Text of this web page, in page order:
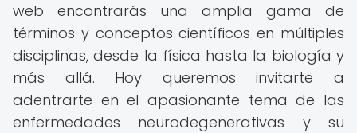
web encontrarás una amplia gama de
términos y conceptos científicos en múltiples
disciplinas, desde la física hasta la biología y
más allá. Hoy queremos invitarte a
adentrarte en el apasionante tema de las
enfermedades neurodegenerativas y su